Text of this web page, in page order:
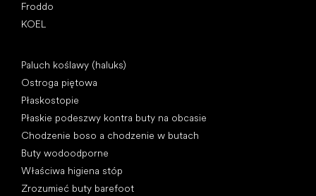
Froddo
KOEL
Paluch koślawy (haluks)
Ostroga piętowa
Płaskostopie
Płaskie podeszwy kontra buty na obcasie
Chodzenie boso a chodzenie w butach
Buty wodoodporne
Właściwa higiena stóp
Zrozumieć buty barefoot